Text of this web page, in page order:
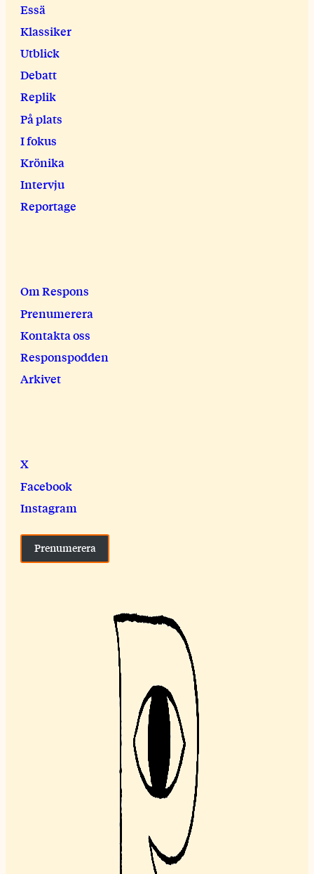
Essä
Klassiker
Utblick
Debatt
Replik
På plats
I fokus
Krönika
Intervju
Reportage
Om Respons
Prenumerera
Kontakta oss
Responspodden
Arkivet
X
Facebook
Instagram
Prenumerera